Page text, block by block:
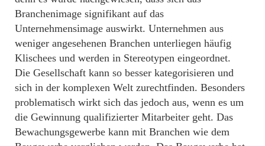
Branchenimage signifikant auf das
Unternehmensimage auswirkt. Unternehmen aus
weniger angesehenen Branchen unterliegen häufig
Klischees und werden in Stereotypen eingeordnet.
Die Gesellschaft kann so besser kategorisieren und
sich in der komplexen Welt zurechtfinden. Besonders
problematisch wirkt sich das jedoch aus, wenn es um
die Gewinnung qualifizierter Mitarbeiter geht. Das
Bewachungsgewerbe kann mit Branchen wie dem